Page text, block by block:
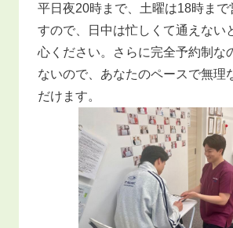
平日夜20時まで、土曜は18時まで
すので、日中は忙しくて通えない
心ください。さらに完全予約制な
ないので、あなたのペースで無理
だけます。